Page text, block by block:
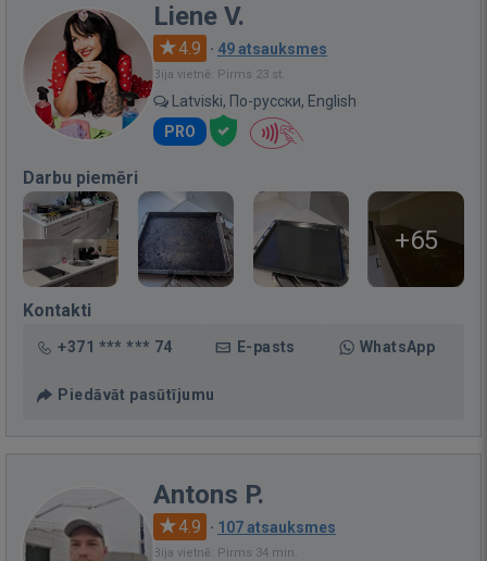
Liene V.
4.9 · 49 atsauksmes
Bija vietnē: Pirms 23 st.
Latviski, По-русски, English
PRO
Darbu piemēri
+65
Kontakti
+371 *** *** 74 E-pasts WhatsApp
Piedāvāt pasūtījumu
Antons P.
4.9 · 107 atsauksmes
Bija vietnē: Pirms 34 min.